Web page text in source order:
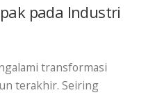
pada Industri
transformasi
terakhir. Seiring